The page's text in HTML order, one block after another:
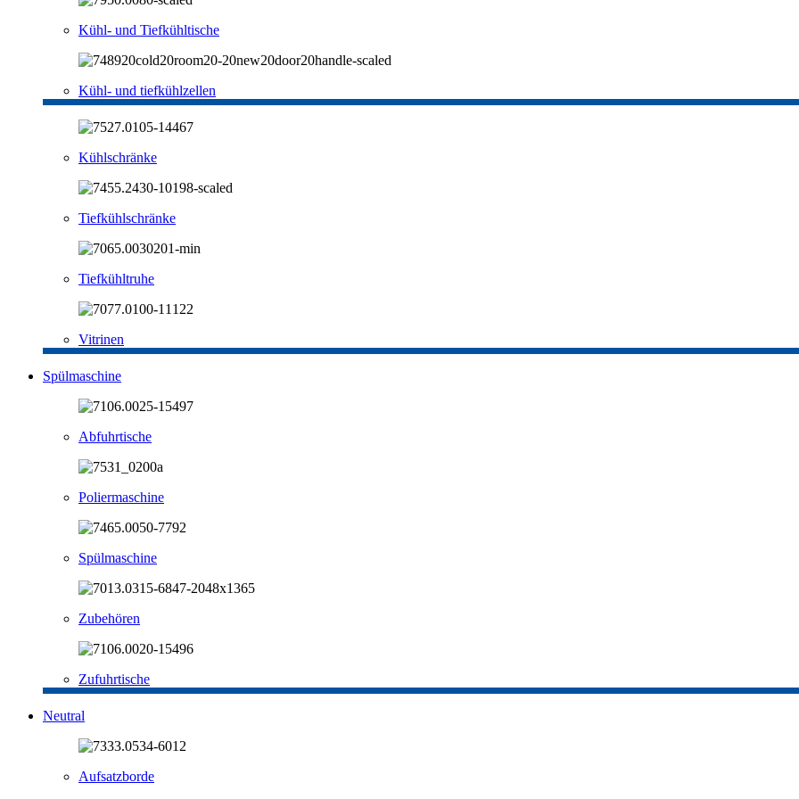
Kühl- und Tiefkühltische
Kühl- und tiefkühlzellen
Kühlschränke
Tiefkühlschränke
Tiefkühltruhe
Vitrinen
Spülmaschine
Abfuhrtische
Poliermaschine
Spülmaschine
Zubehören
Zufuhrtische
Neutral
Aufsatzborde